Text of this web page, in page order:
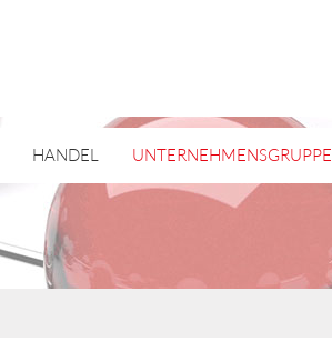
HANDEL UNTERNEHMENSGRUPPE